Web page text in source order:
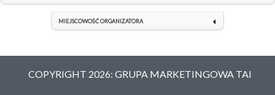
MIEJSCOWOŚĆ ORGANIZATORA
COPYRIGHT 2026: GRUPA MARKETINGOWA TAI